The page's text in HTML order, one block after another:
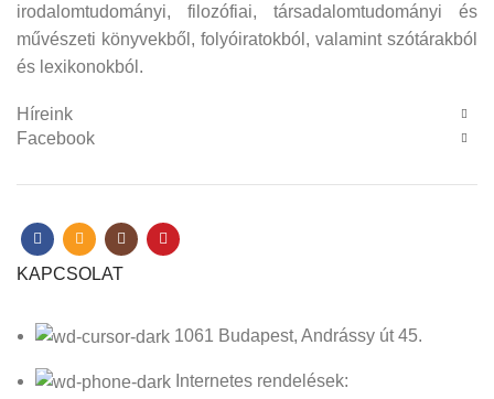
irodalomtudományi, filozófiai, társadalomtudományi és
művészeti könyvekből, folyóiratokból, valamint szótárakból
és lexikonokból.
Híreink
Facebook
KAPCSOLAT
1061 Budapest, Andrássy út 45.
Internetes rendelések: